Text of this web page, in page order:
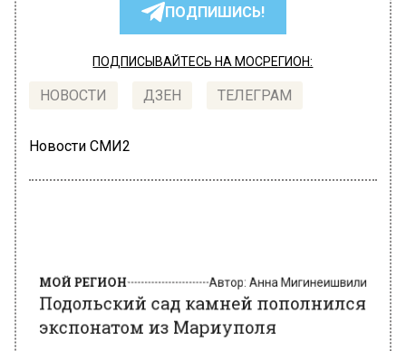
ПОДПИШИСЬ!
ПОДПИСЫВАЙТЕСЬ НА МОСРЕГИОН:
НОВОСТИ ДЗЕН ТЕЛЕГРАМ
Новости СМИ2
экспонатом из Мариуполя